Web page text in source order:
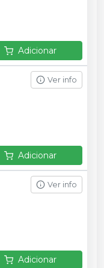
Adicionar
Ver info
Adicionar
Ver info
Adicionar